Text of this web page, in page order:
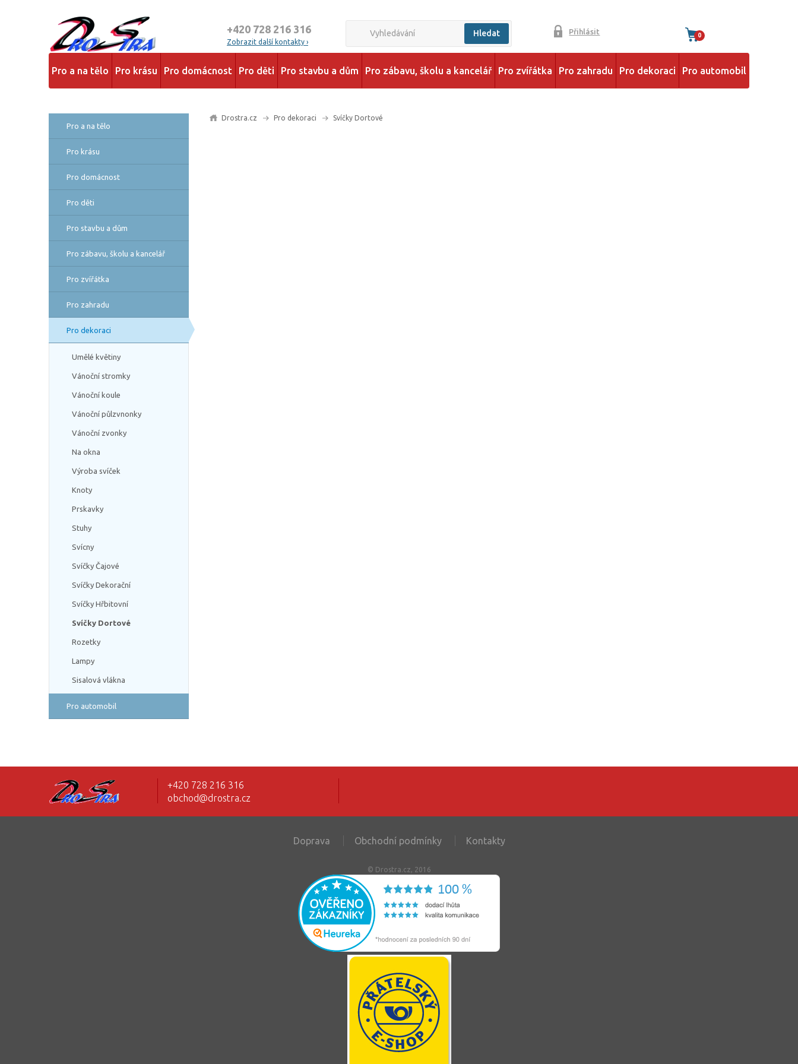
+420 728 216 316
Zobrazit další kontakty ›
Hledat Přihlásit 0
Pro a na tělo Pro krásu Pro domácnost Pro děti Pro stavbu a dům Pro zábavu, školu a kancelář Pro zvířátka Pro zahradu Pro dekoraci Pro automobil
Pro a na tělo
Pro krásu
Pro domácnost
Pro děti
Pro stavbu a dům
Pro zábavu, školu a kancelář
Pro zvířátka
Pro zahradu
Pro dekoraci
Umělé květiny
Vánoční stromky
Vánoční koule
Vánoční půlzvnonky
Vánoční zvonky
Na okna
Výroba svíček
Knoty
Prskavky
Stuhy
Svícny
Svíčky Čajové
Svíčky Dekorační
Svíčky Hřbitovní
Svíčky Dortové
Rozetky
Lampy
Sisalová vlákna
Pro automobil
Drostra.cz Pro dekoraci Svíčky Dortové
+420 728 216 316
obchod@drostra.cz
Doprava Obchodní podmínky Kontakty
© Drostra.cz, 2016